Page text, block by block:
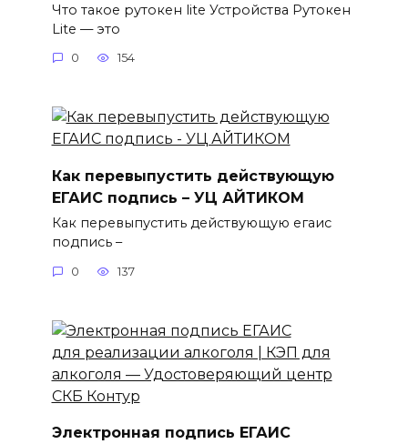
Что такое рутокен lite Устройства Рутокен
Lite — это
0 154
Как перевыпустить действующую
ЕГАИС подпись – УЦ АЙТИКОМ
Как перевыпустить действующую егаис
подпись –
0 137
Электронная подпись ЕГАИС